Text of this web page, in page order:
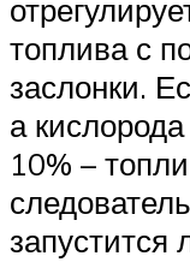
топлива с
заслонки.
а
10% –
запустится